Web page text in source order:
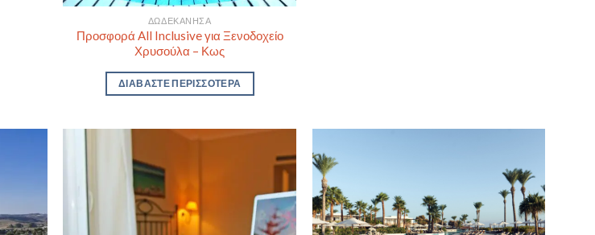
ΔΩΔΕΚΆΝΗΣΑ
Προσφορά All Inclusive για Ξενοδοχείο
Χρυσούλα – Κως
ΔΙΑΒΆΣΤΕ ΠΕΡΙΣΣΌΤΕΡΑ